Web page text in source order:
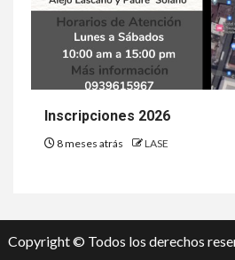
Inscripciones 2026
8 meses atrás LASE
Copyright © Todos los derechos